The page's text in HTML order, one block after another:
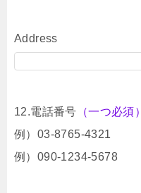
Address
12.電話番号 （一つ必須）
例）03-8765-4321
例）090-1234-5678